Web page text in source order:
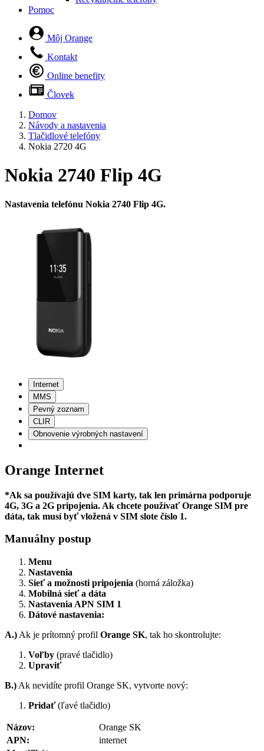
Pomoc
Môj Orange
Kontakt
Online benefity
Človek
Domov
Návody a nastavenia
Tlačidlové telefóny
Nokia 2720 4G
Nokia 2740 Flip 4G
Nastavenia telefónu Nokia 2740 Flip 4G.
Internet
MMS
Pevný zoznam
CLIR
Obnovenie výrobných nastavení
Orange Internet
*Ak sa používajú dve SIM karty, tak len primárna podporuje
4G, 3G a 2G pripojenia. Ak chcete používať Orange SIM pre
dáta, tak musí byť vložená v SIM slote číslo 1.
Manuálny postup
Menu
Nastavenia
Sieť a možnosti pripojenia (horná záložka)
Mobilná sieť a dáta
Nastavenia APN SIM 1
Dátové nastavenia:
A.) Ak je prítomný profil Orange SK, tak ho skontrolujte:
Voľby (pravé tlačidlo)
Upraviť
B.) Ak nevidíte profil Orange SK, vytvorte nový:
Pridať(ľavé tlačidlo)
Názov:
Orange SK
APN:
internet